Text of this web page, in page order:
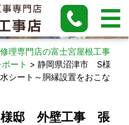
理専門店の富士宮屋根工事
ート > 静岡県沼津市 S様
ート～胴縁設置をおこな
邸 外壁工事 張